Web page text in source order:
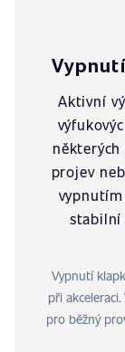
Aktivní
projev
stabilní
Vypnutí
při
pro běžný